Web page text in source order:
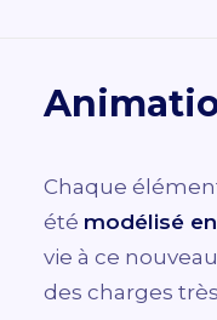
Chaque
été modélisé
vie à ce
des charges